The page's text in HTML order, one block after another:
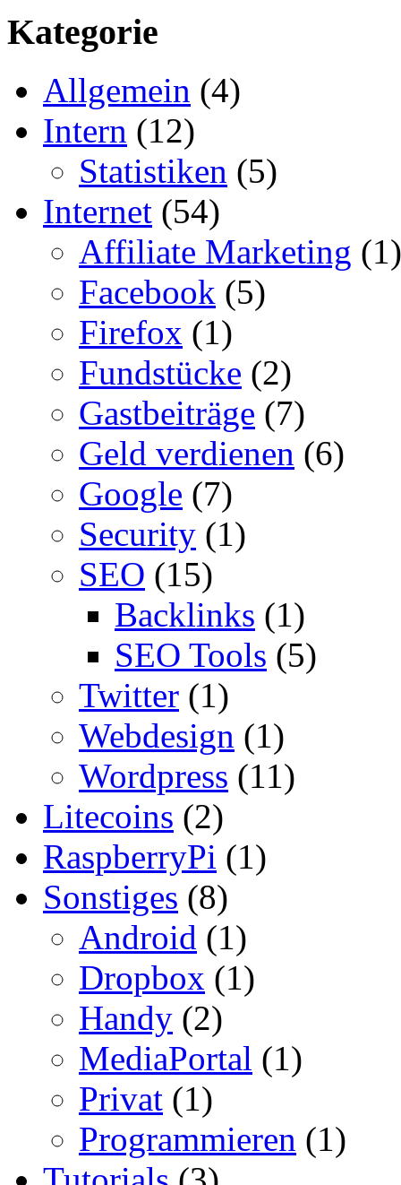
Kategorie
Allgemein (4)
Intern (12)
Statistiken (5)
Internet (54)
Affiliate Marketing (1)
Facebook (5)
Firefox (1)
Fundstücke (2)
Gastbeiträge (7)
Geld verdienen (6)
Google (7)
Security (1)
SEO (15)
Backlinks (1)
SEO Tools (5)
Twitter (1)
Webdesign (1)
Wordpress (11)
Litecoins (2)
RaspberryPi (1)
Sonstiges (8)
Android (1)
Dropbox (1)
Handy (2)
MediaPortal (1)
Privat (1)
Programmieren (1)